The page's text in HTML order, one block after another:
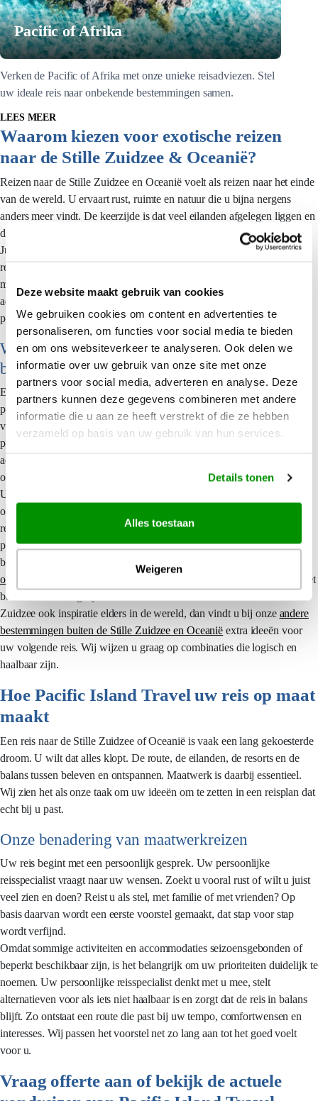
Deze website maakt gebruik van cookies
We gebruiken cookies om content en advertenties te
personaliseren, om functies voor social media te bieden
en om ons websiteverkeer te analyseren. Ook delen we
informatie over uw gebruik van onze site met onze
partners voor social media, adverteren en analyse. Deze
partners kunnen deze gegevens combineren met andere
informatie die u aan ze heeft verstrekt of die ze hebben
verzameld op basis van uw gebruik van hun services.
Details tonen
Alles toestaan
Weigeren
Pacific of Afrika
Verken de Pacific of Afrika met onze unieke reisadviezen. Stel
uw ideale reis naar onbekende bestemmingen samen.
LEES MEER
Waarom kiezen voor exotische reizen
naar de Stille Zuidzee & Oceanië?
Reizen naar de Stille Zuidzee en Oceanië voelt als reizen naar het einde
van de wereld. U ervaart rust, ruimte en natuur die u bijna nergens
anders meer vindt. De keerzijde is dat veel eilanden afgelegen liggen en
de infrastructuur soms beperkt is.
Juist daarom is een goed doordachte route belangrijk. U wilt de lange
reisduur en overstappen benutten voor een ontspannen, logische reis,
met accommodaties en voorzieningen die passen bij uw wensen. Wij
adviseren daarom om uw route en tempo bewust te kiezen, zodat u ter
plekke echt de tijd heeft om te landen.
Wat maakt een reis met Pacific Island Travel
bijzonder?
Een premiumreis naar deze regio vraagt om specialistische kennis. Uw
persoonlijke reisspecialist kent de eilanden, de seizoenen en de
verborgen plekken en vertaalt uw wensen naar een reis die echt bij u
past. U profiteert van lokale partners, zorgvuldig geselecteerde
accommodaties en een route die rekening houdt met reistijd,
overstappen en uw gewenste comfortniveau.
U hoeft zich geen zorgen te maken over vluchten, transfers of de vraag
of een bepaald eiland te afgelegen is voor uw reisstijl. Uw persoonlijke
reisspecialist denkt vooruit, stemt de reis af op de infrastructuur ter
plekke en bespreekt eerlijk wat wel en niet handig is. Als u zich eerst
breed wilt oriënteren op bestemmingen in de regio, bekijk dan ons
overzicht van alle bestemmingen in de Stille Zuidzee
voor een compleet
beeld van uw mogelijkheden. Zoekt u naast de eilanden in de Stille
Zuidzee ook inspiratie elders in de wereld, dan vindt u bij onze andere
bestemmingen buiten de Stille Zuidzee en Oceanië extra ideeën voor
uw volgende reis. Wij wijzen u graag op combinaties die logisch en
haalbaar zijn.
Hoe Pacific Island Travel uw reis op maat
maakt
Een reis naar de Stille Zuidzee of Oceanië is vaak een lang gekoesterde
droom. U wilt dat alles klopt. De route, de eilanden, de resorts en de
balans tussen beleven en ontspannen. Maatwerk is daarbij essentieel.
Wij zien het als onze taak om uw ideeën om te zetten in een reisplan dat
echt bij u past.
Onze benadering van maatwerkreizen
Uw reis begint met een persoonlijk gesprek. Uw persoonlijke
reisspecialist vraagt naar uw wensen. Zoekt u vooral rust of wilt u juist
veel zien en doen? Reist u als stel, met familie of met vrienden? Op
basis daarvan wordt een eerste voorstel gemaakt, dat stap voor stap
wordt verfijnd.
Omdat sommige activiteiten en accommodaties seizoensgebonden of
beperkt beschikbaar zijn, is het belangrijk om uw prioriteiten duidelijk te
noemen. Uw persoonlijke reisspecialist denkt met u mee, stelt
alternatieven voor als iets niet haalbaar is en zorgt dat de reis in balans
blijft. Zo ontstaat een route die past bij uw tempo, comfortwensen en
interesses. Wij passen het voorstel net zo lang aan tot het goed voelt
voor u.
Vraag offerte aan of bekijk de actuele